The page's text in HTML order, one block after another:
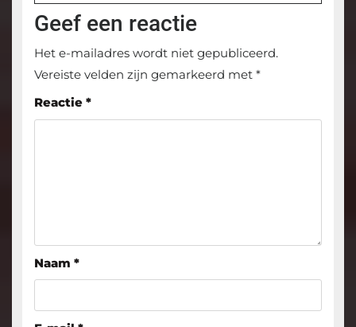
Geef een reactie
Het e-mailadres wordt niet gepubliceerd.
Vereiste velden zijn gemarkeerd met *
Reactie *
Naam *